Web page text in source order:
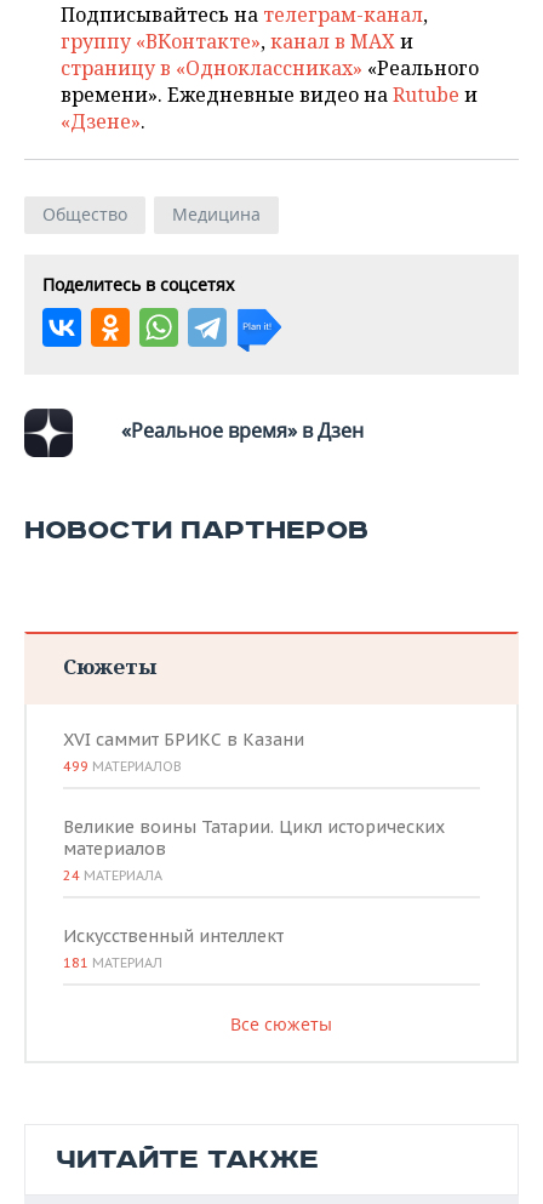
Подписывайтесь на телеграм-канал,
группу «ВКонтакте»,канал в MAXи
страницу в «Одноклассниках» «Реального
времени». Ежедневные видео наRutube и
«Дзене».
Общество Медицина
Поделитесь в соцсетях
«Реальное время» в Дзен
НОВОСТИ ПАРТНЕРОВ
Сюжеты
XVI саммит БРИКС в Казани
499 МАТЕРИАЛОВ
Великие воины Татарии. Цикл исторических
материалов
24 МАТЕРИАЛА
Искусственный интеллект
181 МАТЕРИАЛ
Все сюжеты
ЧИТАЙТЕ ТАКЖЕ